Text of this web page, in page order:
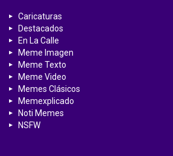
Caricaturas
Destacados
En La Calle
Meme Imagen
Meme Texto
Meme Video
Memes Clásicos
Memexplicado
Noti Memes
NSFW